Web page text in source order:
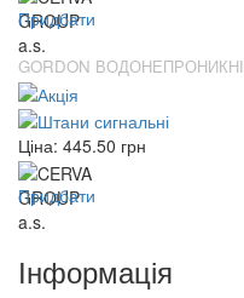
Придбати
GORDON ВОДОНЕПРОНИКНІ
Ціна: 445.50 грн
Придбати
Інформація